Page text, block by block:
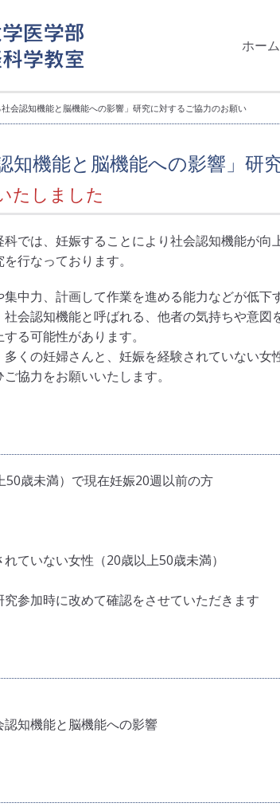
学部
ホーム
社会認知機能と脳機能への影響」研究に対するご協力のお願い
知機能と脳機能への影響」研
たしました
では、妊娠することにより社会認知機能が向
行なっております。
中力、計画して作業を進める能力などが低下
会認知機能と呼ばれる、他者の気持ちや意図
る可能性があります。
くの妊婦さんと、妊娠を経験されていない女
協力をお願いいたします。
50歳未満）で現在妊娠20週以前の方
ていない女性（20歳以上50歳未満）
参加時に改めて確認をさせていただきます
知機能と脳機能への影響